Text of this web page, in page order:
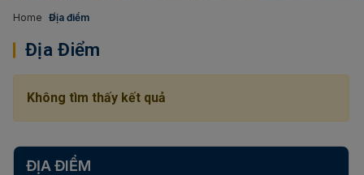
Home Địa điểm
ĐỊA ĐIỂM
Địa Điểm
Không tìm thấy kết quả